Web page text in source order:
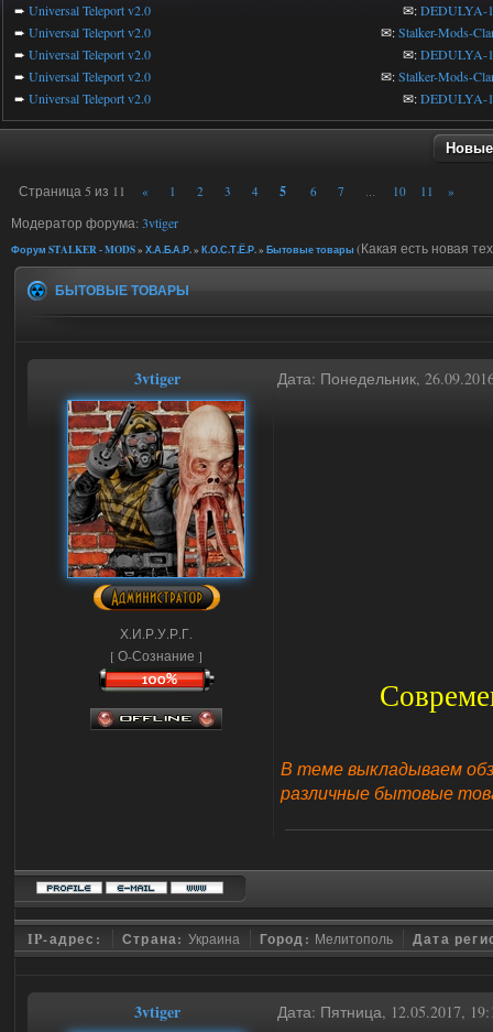
➨ Universal Teleport v2.0 ✉:DEDULYA-
➨ Universal Teleport v2.0 ✉:Stalker-Mods-
➨ Universal Teleport v2.0 ✉:DEDULYA-
➨ Universal Teleport v2.0 ✉:Stalker-Mods-
➨ Universal Teleport v2.0 ✉:DEDULYA-
Страница 5 из 11 « 1 2 3 4 5 6 7 … 10 11 »
Модератор форума: 3vtiger
Форум STALKER - MODS» Х.А.Б.А.Р.» К.О.С.Т.Ё.Р.» Бытовые товары (Какая есть новая
БЫТОВЫЕ ТОВАРЫ
3vtiger Дата: Понедельник,
Х.И.Р.У.Р.Г.
[ О-Сознание ]
В теме выкладываем
различные бытовые
IP-адрес: Страна: Украина Город: Мелитополь Дата
3vtiger Дата: Пятница, 12.05.2017,